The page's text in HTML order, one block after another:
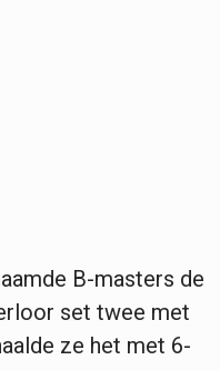
B-masters de
set twee met
ze het met 6-